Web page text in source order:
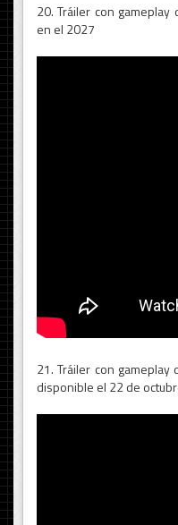
20. Tráiler con
en el 2027
21. Tráiler con
disponible el 22 de